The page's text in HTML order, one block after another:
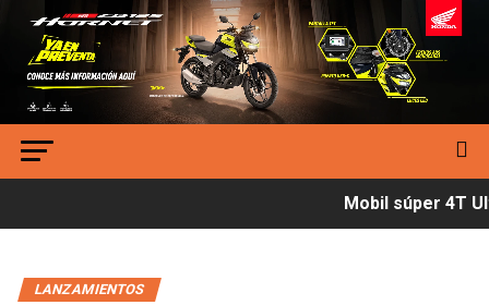
Mobil súper 4T
LANZAMIENTOS